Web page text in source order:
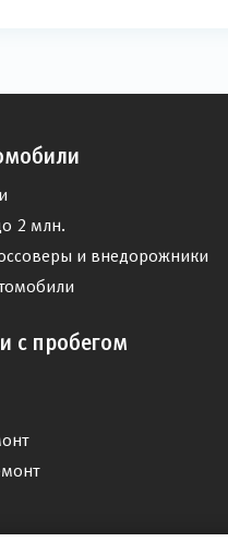
2 млн.
и внедорожники
с пробегом